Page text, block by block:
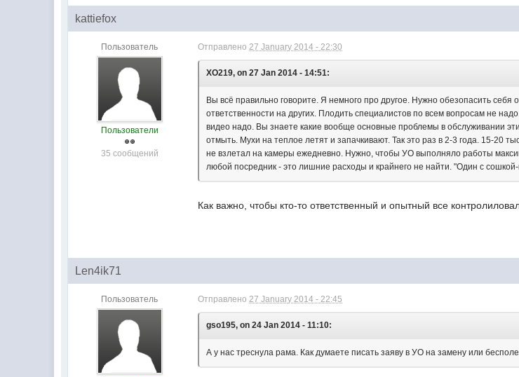
kattiefox
Пользователь
Пользователи
35 сообщений
Отправлено27 January 2014 - 22:30
XO219, on 27 Jan 2014 - 14:51:
Вы всё правильно говорите. Я немного про другое. Нужно обезопасить себя
ответственности на других. Плодить специалистов по всем вопросам не
видео надо. Вы знаете какие вообще основные проблемы в обслуживании
отмыть. Мухи на теплое летят и запачкивают. Так это раз в 2-3 года. 15-20
не взлетал на камеры ежедневно. Нужно, чтобы УО выполняло работы
любой посредник - это лишние расходы и крайнего не найти. "Один с
Как важно, чтобы кто-то ответственный и опытный все
Len4ik71
Пользователь Отправлено27 January 2014 - 22:45
gso195, on 24 Jan 2014 - 11:10:
А у нас треснула рама. Как думаете писать заяву в УО на замену или